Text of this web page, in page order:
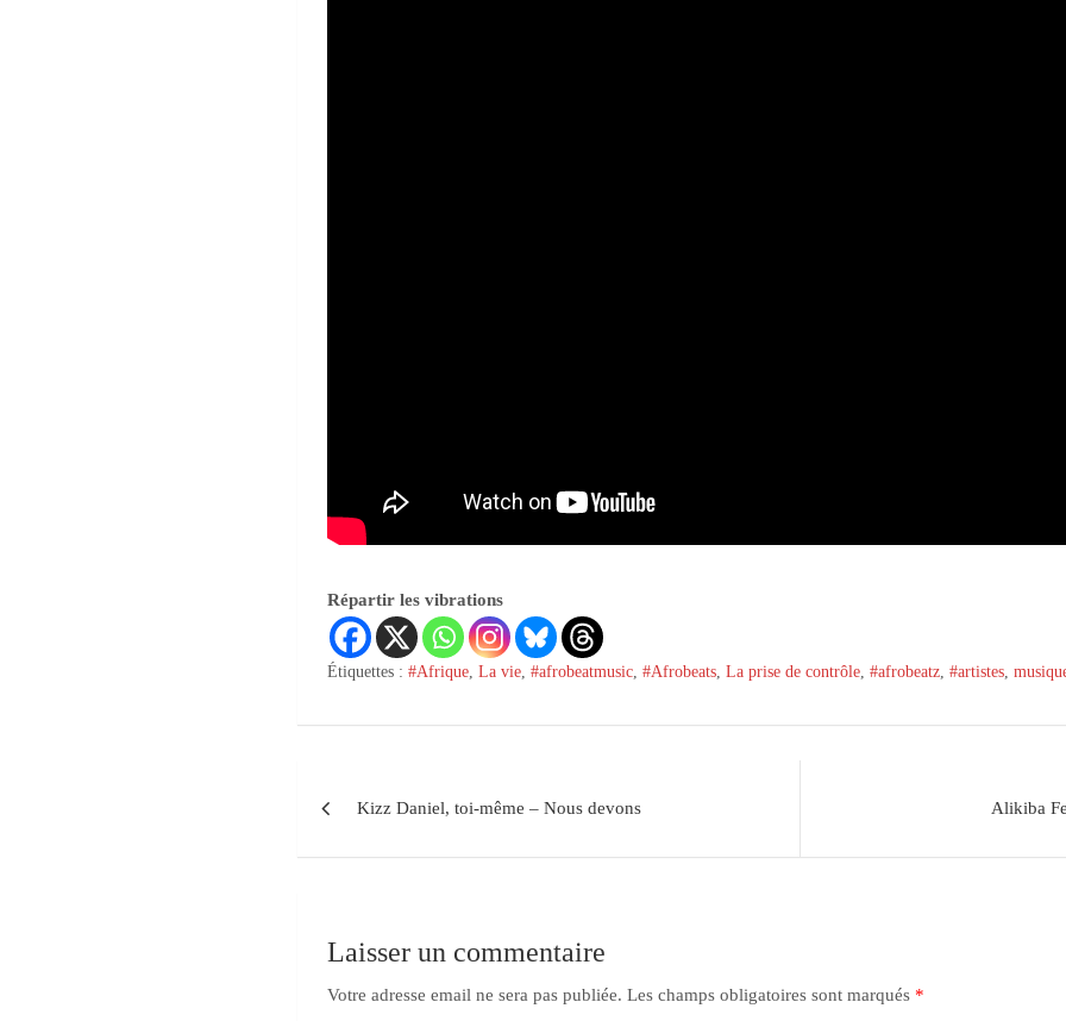
Répartir les vibrations
Étiquettes : #Afrique,La vie,#afrobeatmusic,#Afrobeats,La prise de contrôle,#afrobeatz,#artistes,
Kizz Daniel, toi-même – Nous devons Alikiba
Laisser un commentaire
Votre adresse email ne sera pas publiée. Les champs obligatoires sont marqués *